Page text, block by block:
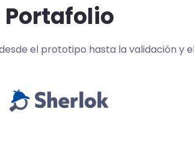
Portafolio
el prototipo hasta la validación y